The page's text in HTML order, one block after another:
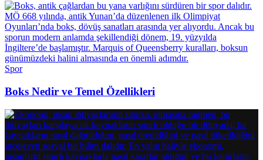
Spor
Boks Nedir ve Temel Özellikleri